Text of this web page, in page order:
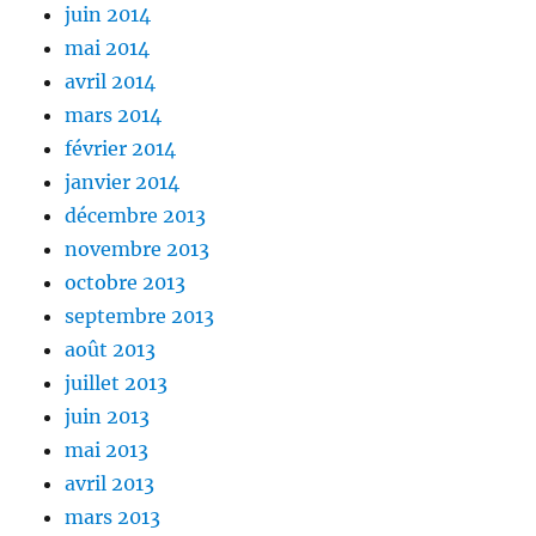
juin 2014
mai 2014
avril 2014
mars 2014
février 2014
janvier 2014
décembre 2013
novembre 2013
octobre 2013
septembre 2013
août 2013
juillet 2013
juin 2013
mai 2013
avril 2013
mars 2013